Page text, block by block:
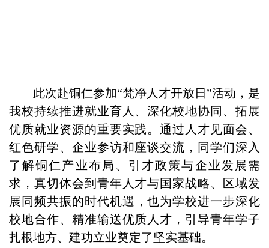
此次赴铜仁参加“梵净人才开放日”活动，是
我校持续推进就业育人、深化校地协同、拓展
优质就业资源的重要实践。通过人才见面会、
红色研学、企业参访和座谈交流，同学们深入
了解铜仁产业布局、 引才政策与企业发展需
求， 真切体会到青年人才与国家战略、区域发
展同频共振的时代机遇 ，也为学校进一步深化
校地合作、精准输送优质人才，引导青年学子
扎根地方、建功立业奠定了坚实基础。